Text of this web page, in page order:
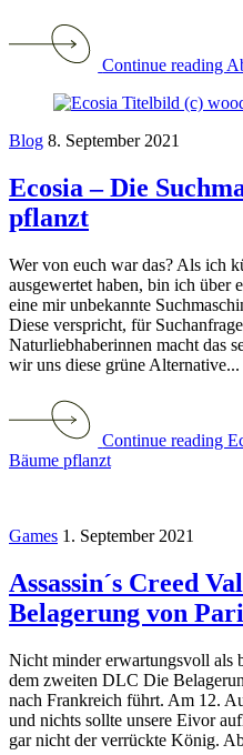
Continue reading
Blog 8. September 2021
Ecosia – Die
pflanzt
Wer von euch war das? Als ich
ausgewertet haben, bin ich über
eine mir unbekannte
Diese verspricht, für
Naturliebhaberinnen macht das
wir uns diese grüne Alternative...
Continue reading
Bäume pflanzt
Games 1. September 2021
Assassin´s Creed
Belagerung von
Nicht minder erwartungsvoll als
dem zweiten DLC Die
nach Frankreich führt. Am 12.
und nichts sollte unsere Eivor
gar nicht der verrückte König.